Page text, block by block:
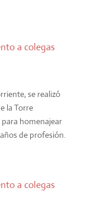
a colegas
se realizó
la Torre
homenajear
de profesión.
a colegas